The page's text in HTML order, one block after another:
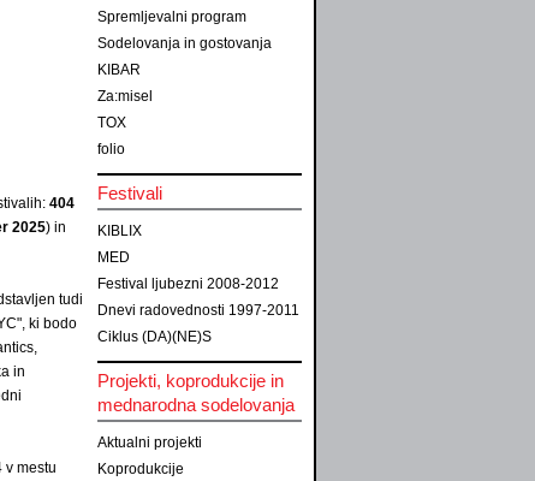
404
2025) in
tudi
ki bodo
in
v mestu
Spremljevalni program
Sodelovanja in gostovanja
KIBAR
Za:misel
TOX
folio
Festivali
KIBLIX
MED
Festival ljubezni 2008-2012
Dnevi radovednosti 1997-2011
Ciklus (DA)(NE)S
Projekti, koprodukcije in
mednarodna sodelovanja
Aktualni projekti
Koprodukcije